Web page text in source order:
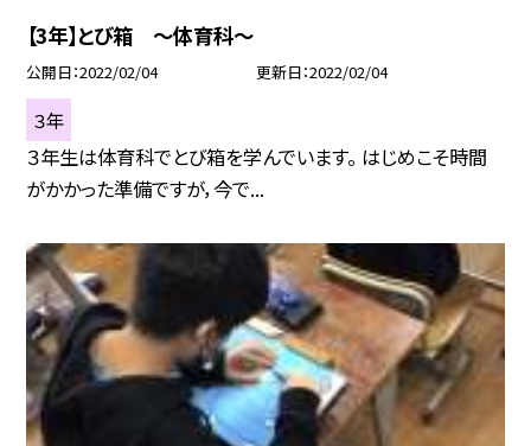
【3年】とび箱 〜体育科〜
公開日 2022/02/04 更新日 2022/02/04
３年
３年生は体育科でとび箱を学んでいます。 はじめこそ時間
がかかった準備ですが，今で...